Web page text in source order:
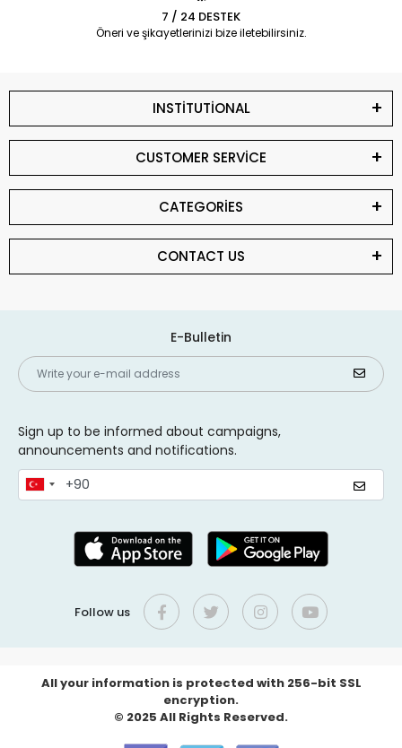
7 / 24 DESTEK
Öneri ve şikayetlerinizi bize iletebilirsiniz.
INSTİTUTİONAL
CUSTOMER SERVİCE
CATEGORİES
CONTACT US
E-Bulletin
Sign up to be informed about campaigns,
announcements and notifications.
Follow us
All your information is protected with 256-bit SSL
encryption.
© 2025 All Rights Reserved.